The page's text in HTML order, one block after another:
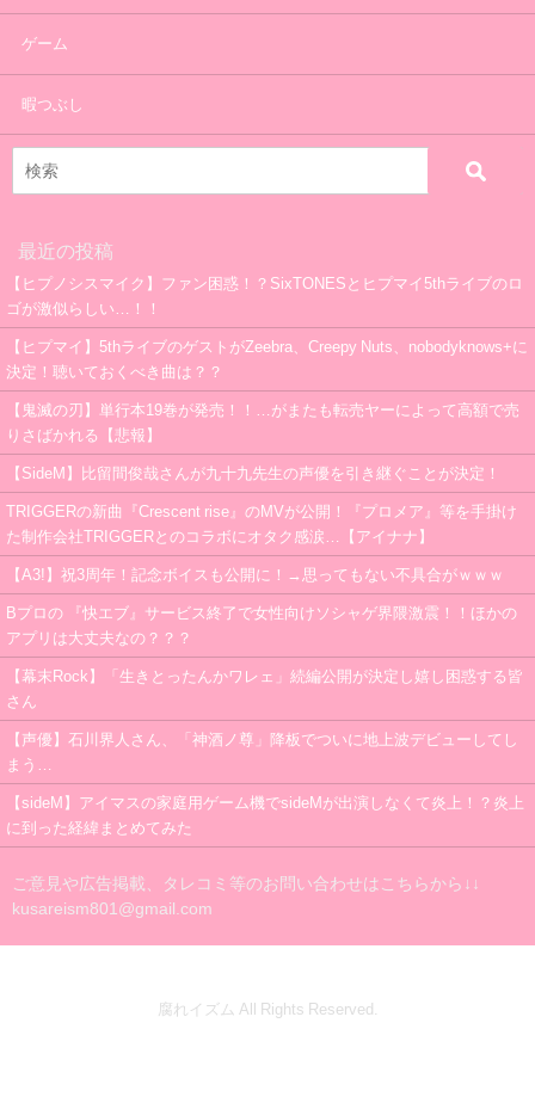
ゲーム
暇つぶし
最近の投稿
【ヒプノシスマイク】ファン困惑！？SixTONESとヒプマイ5thライブのロ
ゴが激似らしい…！！
【ヒプマイ】5thライブのゲストがZeebra、Creepy Nuts、nobodyknows+に
決定！聴いておくべき曲は？？
【鬼滅の刃】単行本19巻が発売！！…がまたも転売ヤーによって高額で売
りさばかれる【悲報】
【SideM】比留間俊哉さんが九十九先生の声優を引き継ぐことが決定！
TRIGGERの新曲『Crescent rise』のMVが公開！『プロメア』等を手掛け
た制作会社TRIGGERとのコラボにオタク感涙…【アイナナ】
【A3!】祝3周年！記念ボイスも公開に！→思ってもない不具合がｗｗｗ
Bプロの 『快エブ』サービス終了で女性向けソシャゲ界隈激震！！ほかの
アプリは大丈夫なの？？？
【幕末Rock】「生きとったんかワレェ」続編公開が決定し嬉し困惑する皆
さん
【声優】石川界人さん、「神酒ノ尊」降板でついに地上波デビューしてし
まう…
【sideM】アイマスの家庭用ゲーム機でsideMが出演しなくて炎上！？炎上
に到った経緯まとめてみた
ご意見や広告掲載、タレコミ等のお問い合わせはこちらから↓↓
kusareism801@gmail.com
腐れイズム All Rights Reserved.